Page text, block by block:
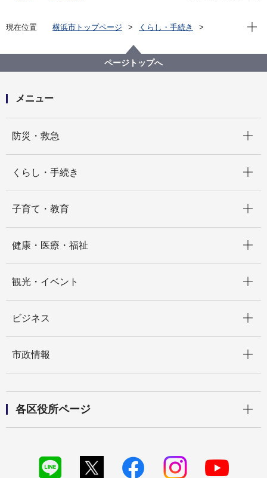
現在位置 横浜市トップページ
くらし・手続き
公園の整備計画
港の見える丘公園（拡張部）
現在
ページトップへ
メニュー
防災・救急
くらし・手続き
子育て・教育
健康・医療・福祉
観光・イベント
ビジネス
市政情報
各区役所ページ